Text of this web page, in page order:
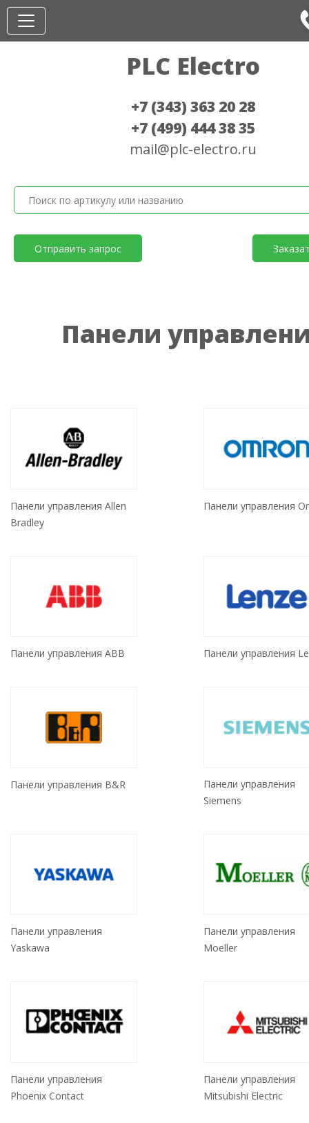
PLC Electro
+7 (343) 363 20 28
+7 (499) 444 38 35
mail@plc-electro.ru
Отправить запрос
Панели
Панели управления Allen
Bradley
Панели управления
Панели управления ABB Панели управления
Панели управления B&R
Панели управления
Siemens
Панели управления
Yaskawa
Панели управления
Moeller
Панели управления
Phoenix Contact
Панели управления
Mitsubishi Electric